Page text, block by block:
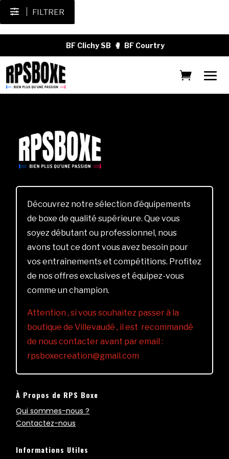
FILTRER
BF Clichy SB 🥊 BF Courtry
Découvrez notre sélection d’équipements
de boxe de qualité supérieure. Que vous
soyez débutant ou professionnel, nous
avons tout ce dont vous avez besoin pour
vos entraînements et compétitions. Profitez
de nos offres exclusives et équipez-vous
comme un champion.
Attention , si vous souhaitez passer à la
boutique de Villevaudé , il est recommandé
de nous contacter avant par email :
rpsboxecreation@gmail.com
À Propos de RPS Boxe
Qui sommes-nous ?
Contactez-nous
Informations Utiles